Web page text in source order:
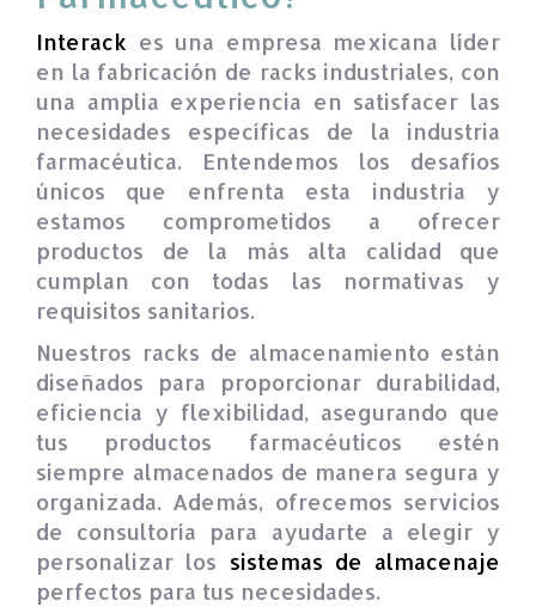
Interack es una empresa mexicana líder
en la fabricación de racks industriales, con
una amplia experiencia en satisfacer las
necesidades específicas de la industria
farmacéutica. Entendemos los desafíos
únicos que enfrenta esta industria y
estamos comprometidos a ofrecer
productos de la más alta calidad que
cumplan con todas las normativas y
requisitos sanitarios.
Nuestros racks de almacenamiento están
diseñados para proporcionar durabilidad,
eficiencia y flexibilidad, asegurando que
tus productos farmacéuticos estén
siempre almacenados de manera segura y
organizada. Además, ofrecemos servicios
de consultoría para ayudarte a elegir y
personalizar los sistemas de almacenaje
perfectos para tus necesidades.